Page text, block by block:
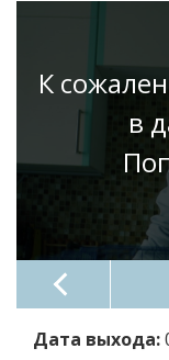
К
в
Дата выхода: